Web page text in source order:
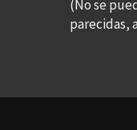
(No se
parecidas,